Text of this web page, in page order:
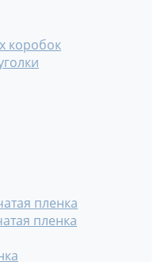
коробок
пленка
пленка